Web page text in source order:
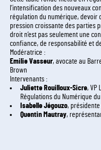
l’intensification des nouveaux
régulation du numérique, devoir
pression croissante des parties
droit n’est pas seulement une
confiance, de responsabilité et
Modératrice :
Emilie Vasseur, avocate au
Brown
Intervenants :
Juliette Rouilloux-Sicre, VP
Régulations du Numérique du
Isabelle Jégouzo, présidente
Quentin Mautray,